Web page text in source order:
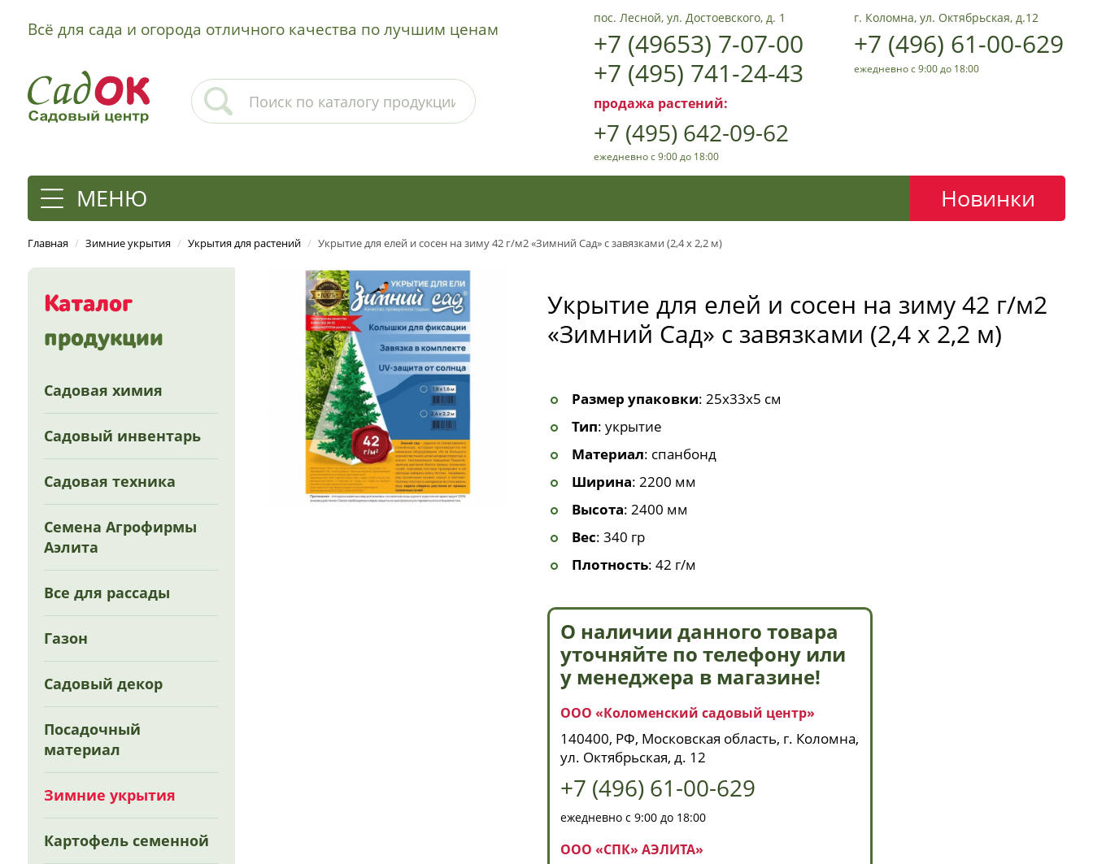
Всё для сада и огорода отличного качества по лучшим ценам
пос. Лесной, ул. Достоевского, д. 1
+7 (49653) 7-07-00
+7 (495) 741-24-43
продажа растений:
+7 (495) 642-09-62
ежедневно с 9:00 до 18:00
г. Коломна, ул. Октябрьская, д.12
+7 (496) 61-00-629
ежедневно с 9:00 до 18:00
МЕНЮ Новинки
Главная / Зимние укрытия / Укрытия для растений / Укрытие для елей и сосен на зиму 42 г/м2 «Зимний Сад» с завязками (2,4 х 2,2 м)
Каталог
продукции
Садовая химия
Садовый инвентарь
Садовая техника
Семена Агрофирмы
Аэлита
Все для рассады
Газон
Садовый декор
Посадочный
материал
Зимние укрытия
Картофель семенной
Укрытие для елей и сосен на зиму 42 г/м2
«Зимний Сад» с завязками (2,4 х 2,2 м)
Размер упаковки: 25х33х5 см
Тип: укрытие
Материал: спанбонд
Ширина: 2200 мм
Высота: 2400 мм
Вес: 340 гр
Плотность: 42 г/м
О наличии данного товара
уточняйте по телефону или
у менеджера в магазине!
ООО «Коломенский садовый центр»
140400, РФ, Московская область, г. Коломна,
ул. Октябрьская, д. 12
+7 (496) 61-00-629
ежедневно с 9:00 до 18:00
ООО «СПК» АЭЛИТА»